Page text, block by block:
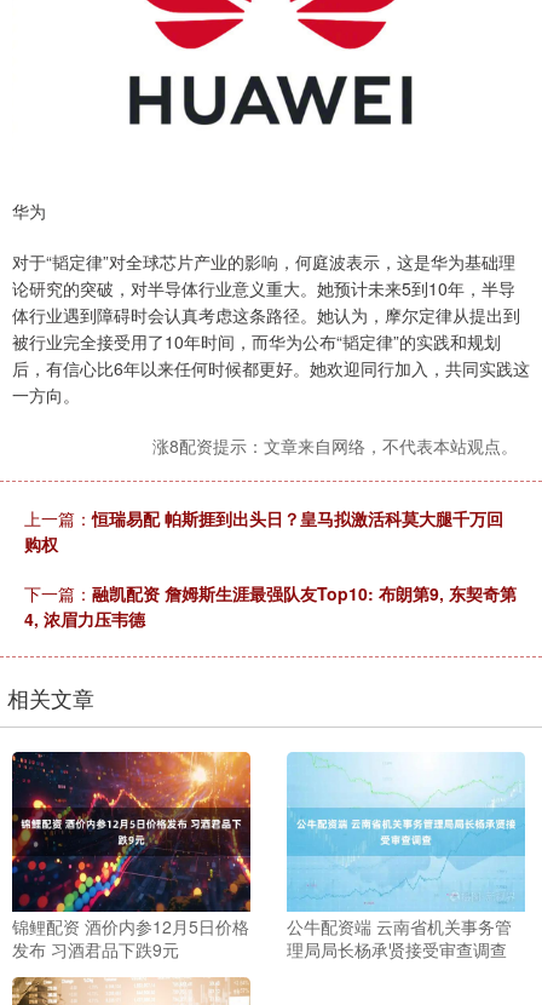
华为
对于“韬定律”对全球芯片产业的影响，何庭波表示，这是华为基础理
论研究的突破，对半导体行业意义重大。她预计未来5到10年，半导
体行业遇到障碍时会认真考虑这条路径。她认为，摩尔定律从提出到
被行业完全接受用了10年时间，而华为公布“韬定律”的实践和规划
后，有信心比6年以来任何时候都更好。她欢迎同行加入，共同实践这
一方向。
涨8配资提示：文章来自网络，不代表本站观点。
上一篇：恒瑞易配 帕斯捱到出头日？皇马拟激活科莫大腿千万回
购权
下一篇： 融凯配资 詹姆斯生涯最强队友Top10: 布朗第9, 东契奇第
4, 浓眉力压韦德
相关文章
锦鲤配资 酒价内参12月5日价格
发布 习酒君品下跌9元
公牛配资端 云南省机关事务管
理局局长杨承贤接受审查调查